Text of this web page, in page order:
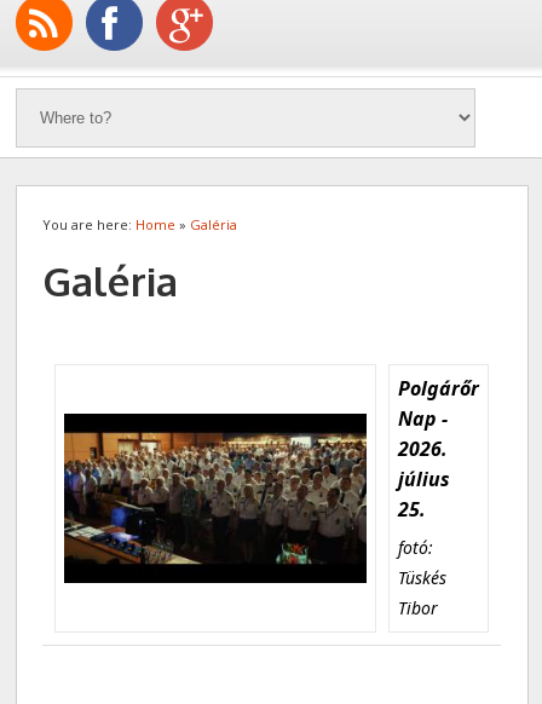
You are here: Home » Galéria
Galéria
Polgárőr
Nap -
2026.
július
25.
fotó:
Tüskés
Tibor